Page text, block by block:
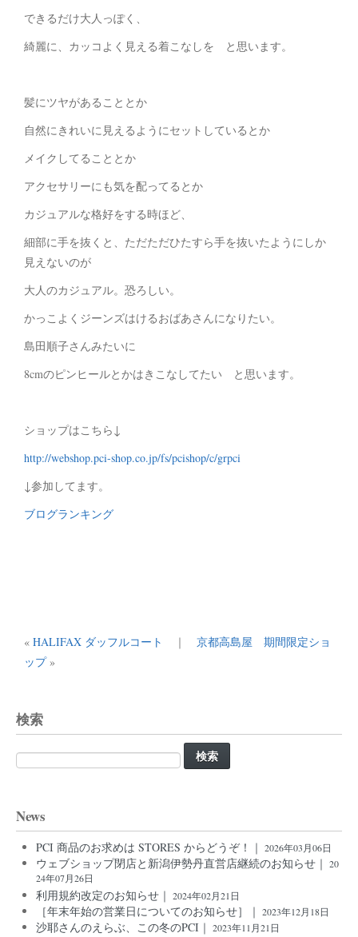
できるだけ大人っぽく、
綺麗に、カッコよく見える着こなしを と思います。
髪にツヤがあることとか
自然にきれいに見えるようにセットしているとか
メイクしてることとか
アクセサリーにも気を配ってるとか
カジュアルな格好をする時ほど、
細部に手を抜くと、ただただひたすら手を抜いたようにしか
見えないのが
大人のカジュアル。恐ろしい。
かっこよくジーンズはけるおばあさんになりたい。
島田順子さんみたいに
8cmのピンヒールとかはきこなしてたい と思います。
ショップはこちら↓
http://webshop.pci-shop.co.jp/fs/pcishop/c/grpci
↓参加してます。
ブログランキング
« HALIFAX ダッフルコート ｜ 京都高島屋 期間限定ショ
ップ»
検索
検
索:
News
PCI 商品のお求めは STORES からどうぞ！｜ 2026年03月06日
ウェブショップ閉店と新潟伊勢丹直営店継続のお知らせ｜ 20
24年07月26日
利用規約改定のお知らせ｜ 2024年02月21日
［年末年始の営業日についてのお知らせ］｜ 2023年12月18日
沙耶さんのえらぶ、この冬のPCI｜ 2023年11月21日